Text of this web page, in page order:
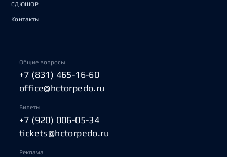
СДЮШОР
Контакты
Общие вопросы
+7 (831) 465-16-60
office@hctorpedo.ru
Билеты
+7 (920) 006-05-34
tickets@hctorpedo.ru
Реклама